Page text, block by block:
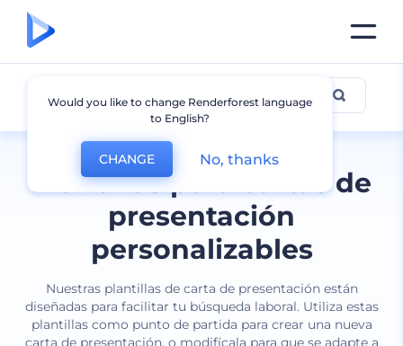
Plantillas para cartas de
presentación
personalizables
Nuestras plantillas de carta de presentación están
diseñadas para facilitar tu búsqueda laboral. Utiliza estas
plantillas como punto de partida para crear una nueva
carta de presentación, o modifícala para que se adapte a
Carta de presentación
Would you like to change Renderforest language
to English?
CHANGE No, thanks